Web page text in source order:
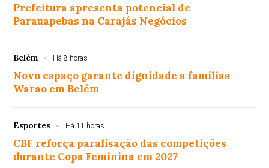
Prefeitura apresenta potencial de
Parauapebas na Carajás Negócios
Belém Há 8 horas
Novo espaço garante dignidade a famílias
Warao em Belém
Esportes Há 11 horas
CBF reforça paralisação das competições
durante Copa Feminina em 2027